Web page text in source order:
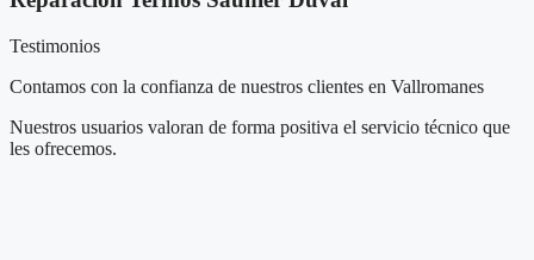
Testimonios
Contamos con la confianza de nuestros clientes en Vallromanes
Nuestros usuarios valoran de forma positiva el servicio técnico que
les ofrecemos.